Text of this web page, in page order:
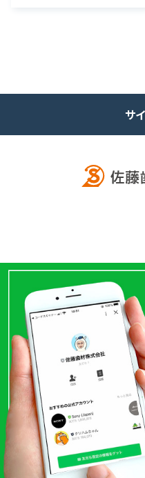
商品
サ
〒
東京都台東
TEL.03-3833-3986
Copyright （c）Satoh Dental